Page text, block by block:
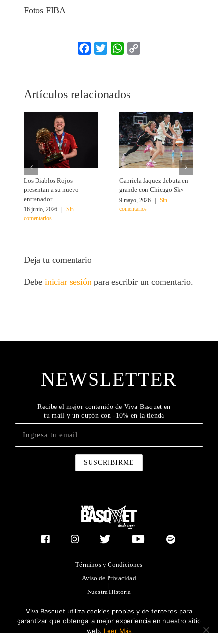
Fotos FIBA
Facebook
Twitter WhatsApp
Artículos relacionados
Los Diablos Rojos
presentan a su nuevo
entrenador
16 junio, 2026
Sin
comentarios
Gabriela Jaquez debuta en
grande con Chicago Sky
9 mayo, 2026
Sin
comentarios
Deja tu comentario
Debeiniciar sesiónpara escribir un comentario.
NEWSLETTER
Recibe el mejor contenido de Viva Basquet en
tu mail y un cupón con -10% en la tienda
Términos y Condiciones
|
Aviso de Privacidad
|
Nuestra Historia
|
|
Publicidad
Viva Basquet utiliza cookies propias y de terceros para
garantizar que obtenga la mejor experiencia en nuestro sitio
web. Leer Más